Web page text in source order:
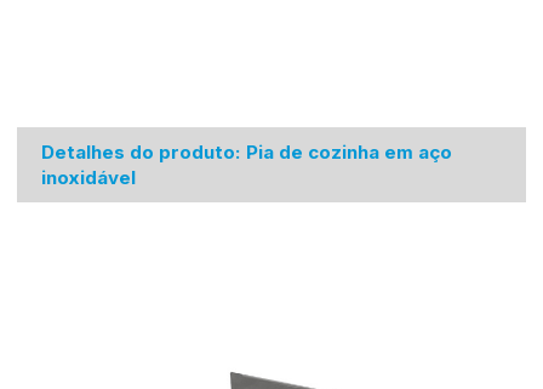
Detalhes do produto: Pia de cozinha em aço
inoxidável